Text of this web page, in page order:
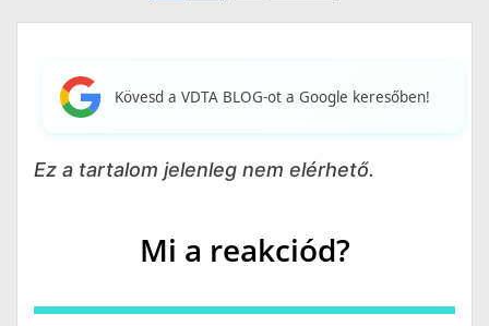
Kövesd a VDTA BLOG-ot a Google keresőben!
Ez a tartalom jelenleg nem elérhető.
Mi a reakciód?